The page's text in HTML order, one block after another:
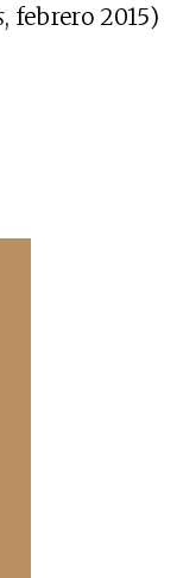
, febrero 2015)